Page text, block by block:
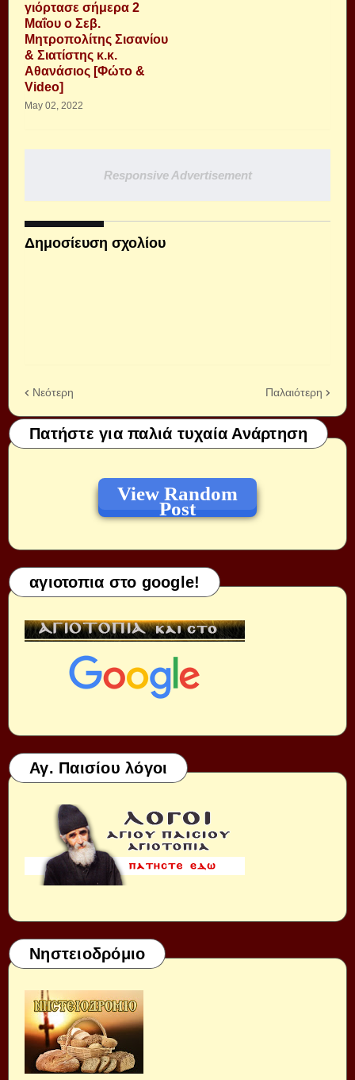
γιόρτασε σήμερα 2
Μαΐου ο Σεβ.
Μητροπολίτης Σισανίου
& Σιατίστης κ.κ.
Αθανάσιος [Φώτο &
Video]
May 02, 2022
Responsive Advertisement
Δημοσίευση σχολίου
Νεότερη Παλαιότερη
Πατήστε για παλιά τυχαία Ανάρτηση
View Random
Post
αγιοτοπια στο google!
Αγ. Παισίου λόγοι
Νηστειοδρόμιο